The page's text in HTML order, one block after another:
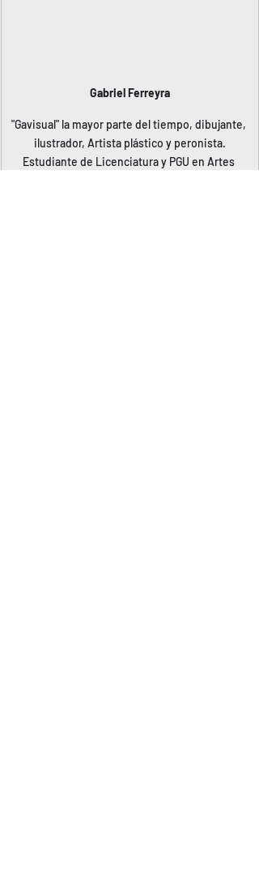
Gabriel Ferreyra
"Gavisual" la mayor parte del tiempo, dibujante,
ilustrador, Artista plástico y peronista.
Estudiante de Licenciatura y PGU en Artes